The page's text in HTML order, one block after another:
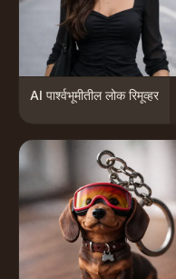
AI पार्श्वभूमीतील लोक रिमूव्हर